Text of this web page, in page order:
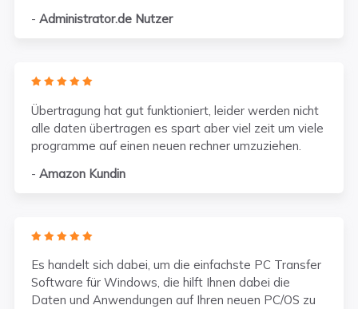
- Administrator.de Nutzer
    
Übertragung hat gut funktioniert, leider werden nicht
alle daten übertragen es spart aber viel zeit um viele
programme auf einen neuen rechner umzuziehen.
- Amazon Kundin
    
Es handelt sich dabei, um die einfachste PC Transfer
Software für Windows, die hilft Ihnen dabei die
Daten und Anwendungen auf Ihren neuen PC/OS zu